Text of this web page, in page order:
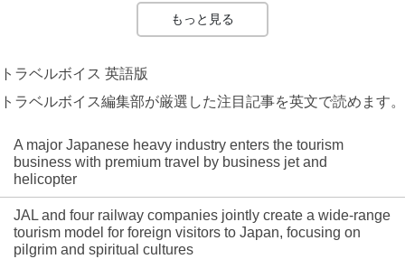
もっと見る
トラベルボイス 英語版
トラベルボイス編集部が厳選した注目記事を英文で読めます。
A major Japanese heavy industry enters the tourism
business with premium travel by business jet and
helicopter
JAL and four railway companies jointly create a wide-range
tourism model for foreign visitors to Japan, focusing on
pilgrim and spiritual cultures